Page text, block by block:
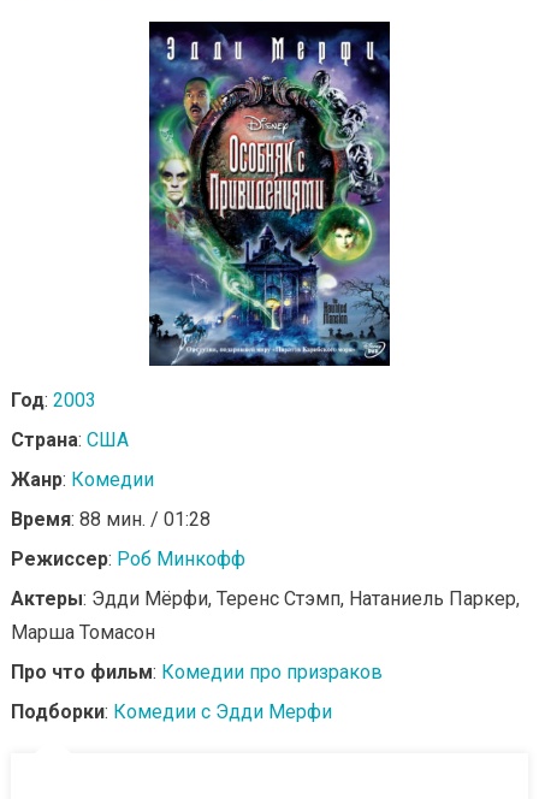
Год: 2003
Страна: США
Жанр: Комедии
Время: 88 мин. / 01:28
Режиссер: Роб Минкофф
Актеры: Эдди Мёрфи, Теренс Стэмп, Натаниель Паркер,
Марша Томасон
Про что фильм: Комедии про призраков
Подборки: Комедии с Эдди Мерфи